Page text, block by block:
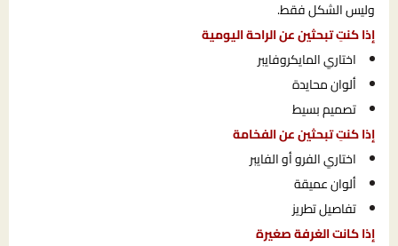
وليس الشكل فقط.
إذا كنتِ تبحثين عن الراحة اليومية
اختاري المايكروفايبر
ألوان محايدة
تصميم بسيط
إذا كنتِ تبحثين عن الفخامة
اختاري الفرو أو الفايبر
ألوان عميقة
تفاصيل تطريز
إذا كانت الغرفة صغيرة